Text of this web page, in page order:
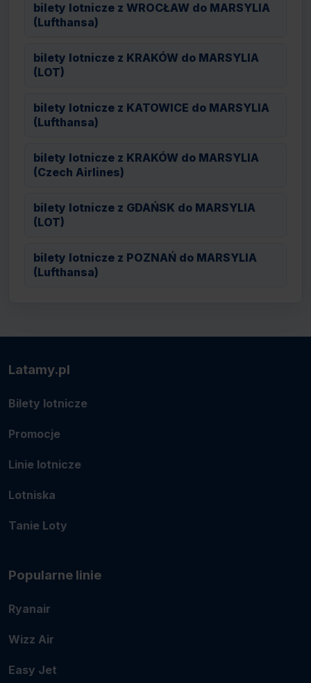
bilety lotnicze z WROCŁAW do MARSYLIA
(Lufthansa)
bilety lotnicze z KRAKÓW do MARSYLIA
(LOT)
bilety lotnicze z KATOWICE do MARSYLIA
(Lufthansa)
bilety lotnicze z KRAKÓW do MARSYLIA
(Czech Airlines)
bilety lotnicze z GDAŃSK do MARSYLIA
(LOT)
bilety lotnicze z POZNAŃ do MARSYLIA
(Lufthansa)
Latamy.pl
Bilety lotnicze
Promocje
Linie lotnicze
Lotniska
Tanie Loty
Popularne linie
Ryanair
Wizz Air
Easy Jet